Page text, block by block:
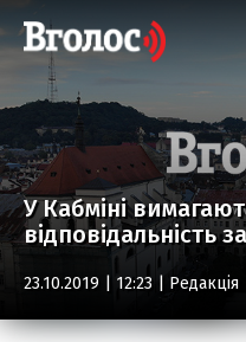
У Кабміні
відповідальність
23.10.2019 | 12:23 | Редакція